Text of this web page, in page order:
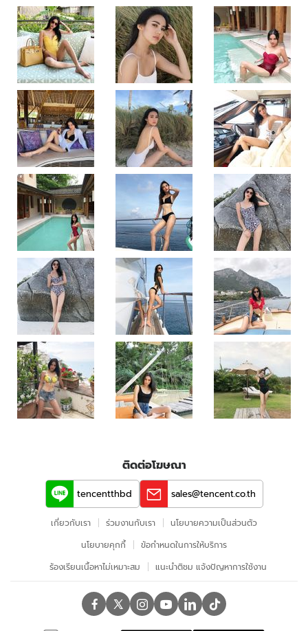
ติดต่อโฆษณา
tencentthbd sales@tencent.co.th
เกี่ยวกับเรา ร่วมงานกับเรา
นโยบายความเป็นส่วนตัว
นโยบายคุกกี้
ข้อกําหนดในการให้บริการ
ร้องเรียนเนื้อหาไม่เหมาะสม
แนะนำติชม แจ้งปัญหาการใช้งาน